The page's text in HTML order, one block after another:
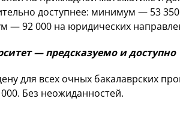
доступнее: минимум — 53
— 92 000 на юридических
— предсказуемо и доступно
для всех очных бакалаврских
Без неожиданностей.